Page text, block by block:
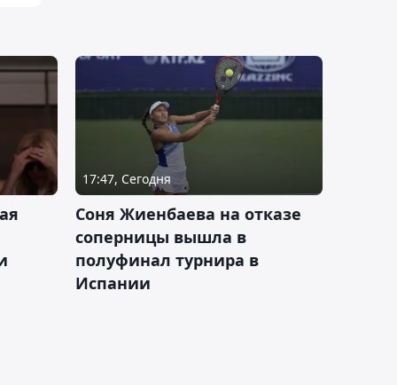
17:47, Сегодня
Соня Жиенбаева на отказе
соперницы вышла в
полуфинал турнира в
Испании